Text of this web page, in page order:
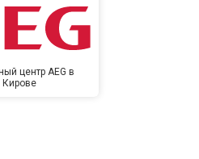
центр AEG в
Кирове